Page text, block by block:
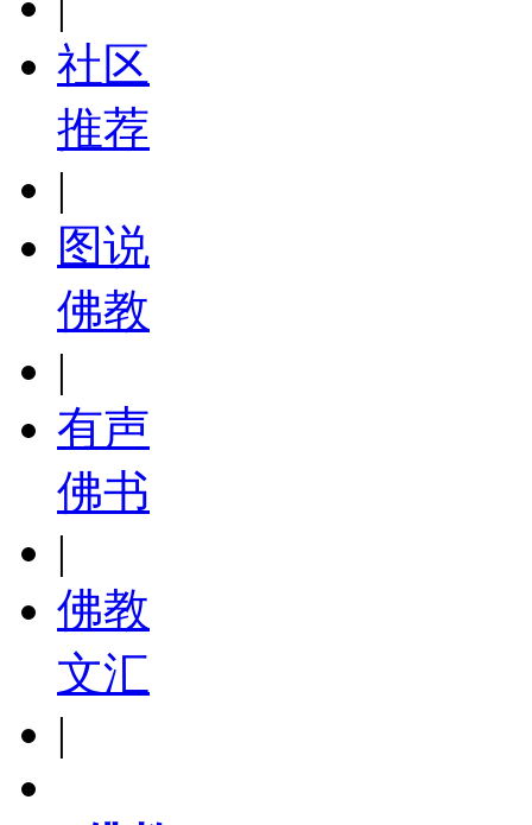
社区
推荐
|
图说
佛教
|
有声
佛书
|
佛教
文汇
|